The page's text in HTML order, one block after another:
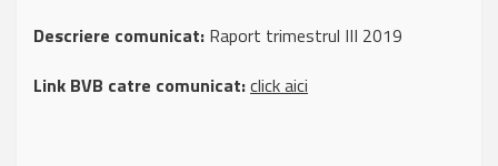
Descriere comunicat: Raport trimestrul III 2019
Link BVB catre comunicat:click aici